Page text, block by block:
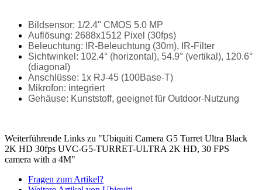
Bildsensor: 1/2.4" CMOS 5.0 MP
Auflösung: 2688x1512 Pixel (30fps)
Beleuchtung: IR-Beleuchtung (30m), IR-Filter
Sichtwinkel: 102.4° (horizontal), 54.9° (vertikal), 120.6°
(diagonal)
Anschlüsse: 1x RJ-45 (100Base-T)
Mikrofon: integriert
Gehäuse: Kunststoff, geeignet für Outdoor-Nutzung
Weiterführende Links zu "Ubiquiti Camera G5 Turret Ultra Black
2K HD 30fps UVC-G5-TURRET-ULTRA 2K HD, 30 FPS
camera with a 4M"
Fragen zum Artikel?